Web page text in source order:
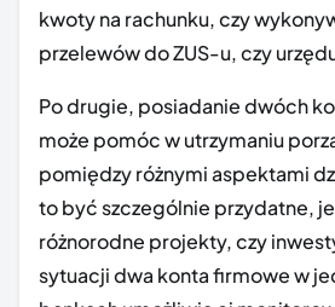
kwoty na rachunku, czy
przelewów do ZUS-u, czy
Po drugie, posiadanie dwóch
może pomóc w utrzymaniu
pomiędzy różnymi aspektami
to być szczególnie przydatne,
różnorodne projekty, czy
sytuacji dwa konta firmowe w